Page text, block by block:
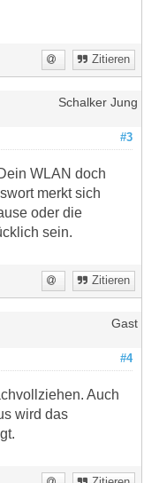
Zitieren
Schalker Jung
#3
WLAN doch
merkt sich
oder die
sein.
Zitieren
Gast
#4
Auch
wird das